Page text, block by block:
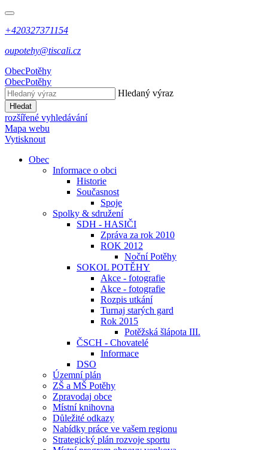
+420327371154
oupotehy@tiscali.cz
ObecPotěhy
ObecPotěhy
Hledaný výraz
Hledat
rozšířené vyhledávání
Mapa webu
Vytisknout
Obec
Informace o obci
Historie
Současnost
Spoje
Spolky & sdružení
SDH - HASIČI
Zpráva za rok 2010
ROK 2012
Noční Potěhy
SOKOL POTĚHY
Akce - fotografie
Akce - fotografie
Rozpis utkání
Turnaj starých gard
Rok 2015
Potěžská šlápota III.
ČSCH - Chovatelé
Informace
DSO
Územní plán
ZŠ a MŠ Potěhy
Zpravodaj obce
Místní knihovna
Důležité odkazy
Nabídky práce ve vašem regionu
Strategický plán rozvoje sportu